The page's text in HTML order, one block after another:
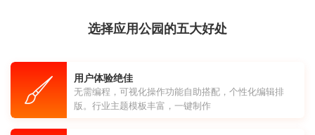
选择应用公园的五大好处
用户体验绝佳
无需编程，可视化操作功能自助搭配，个性化编辑排
版。行业主题模板丰富，一键制作